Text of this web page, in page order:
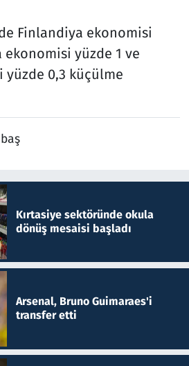
Finlandiya ekonomisi
ekonomisi yüzde 1 ve
0,3 küçülme
Kırtasiye sektöründe okula
dönüş mesaisi başladı
Arsenal, Bruno Guimaraes'i
transfer etti